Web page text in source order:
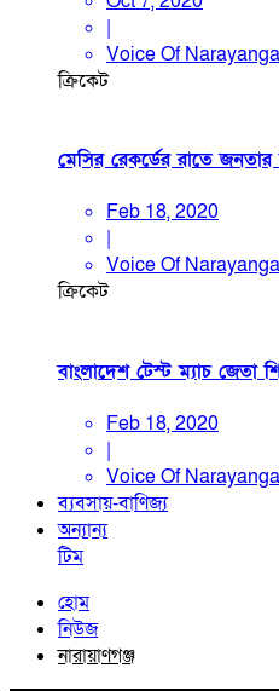
|
Voice Of
ক্রিকেট
মেসির রেকর্ডের রাতে জনতার
Feb 18, 2020
|
Voice Of
ক্রিকেট
বাংলাদেশ টেস্ট ম্যাচ জেতা
Feb 18, 2020
|
Voice Of
ব্যবসায়-বাণিজ্য
অন্যান্য
টিম
হোম
নিউজ
নারায়াণগঞ্জ